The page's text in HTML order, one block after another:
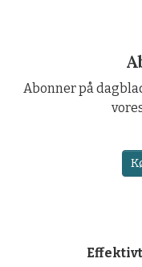
Abonner på